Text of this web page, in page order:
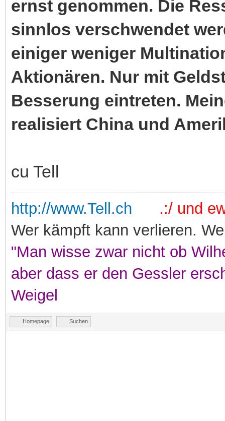
ernst genommen. Die
sinnlos verschwendet
einiger weniger
Aktionären. Nur mit
Besserung eintreten.
realisiert China und
cu Tell
http://www.Tell.ch
.:/ und
Wer kämpft kann verlieren.
"Man wisse zwar nicht ob
aber dass er den Gessler
Weigel
Homepage Suchen